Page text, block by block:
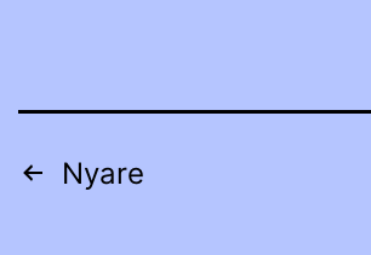
Sidnumrering
Nyare